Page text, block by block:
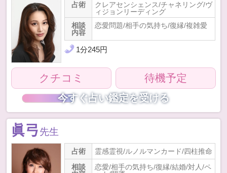
占術
クレアセンシェンス/チャネリング/ヴ
ィジョンリーディング
相談
内容
恋愛問題/相手の気持ち/復縁/複雑愛
1分245円
クチコミ 待機予定
今すぐ占い鑑定を受ける
眞弓先生
占術
霊感霊視/ルノルマンカード/四柱推命
相談
恋愛/相手の気持ち/復縁/結婚/対人/ペ